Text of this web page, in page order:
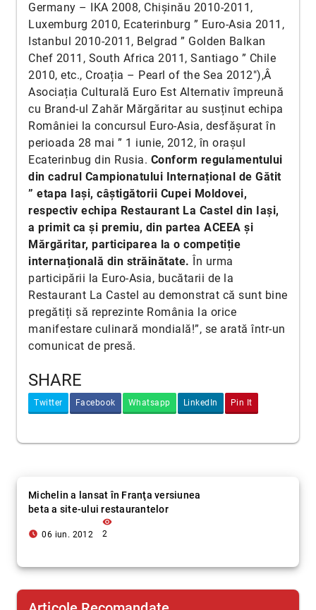
Germany – IKA 2008, Chișinău 2010-2011,
Luxemburg 2010, Ecaterinburg ” Euro-Asia 2011,
Istanbul 2010-2011, Belgrad ” Golden Balkan
Chef 2011, South Africa 2011, Santiago ” Chile
2010, etc., Croația – Pearl of the Sea 2012″),Â
Asociația Culturală Euro Est Alternativ împreună
cu Brand-ul Zahăr Mărgăritar au susținut echipa
României la concursul Euro-Asia, desfășurat în
perioada 28 mai ” 1 iunie, 2012, în orașul
Ecaterinbug din Rusia. Conform regulamentului
din cadrul Campionatului Internațional de Gătit
” etapa Iași, câștigătorii Cupei Moldovei,
respectiv echipa Restaurant La Castel din Iași,
a primit ca și premiu, din partea ACEEA și
Mărgăritar, participarea la o competiție
internațională din străinătate. În urma
participării la Euro-Asia, bucătarii de la
Restaurant La Castel au demonstrat că sunt bine
pregătiți să reprezinte România la orice
manifestare culinară mondială!”, se arată într-un
comunicat de presă.
SHARE
Twitter Facebook Whatsapp LinkedIn Pin It
Michelin a lansat în Franţa versiunea
beta a site-ului restaurantelor
access_time_filled 06 iun. 2012
visibility
2